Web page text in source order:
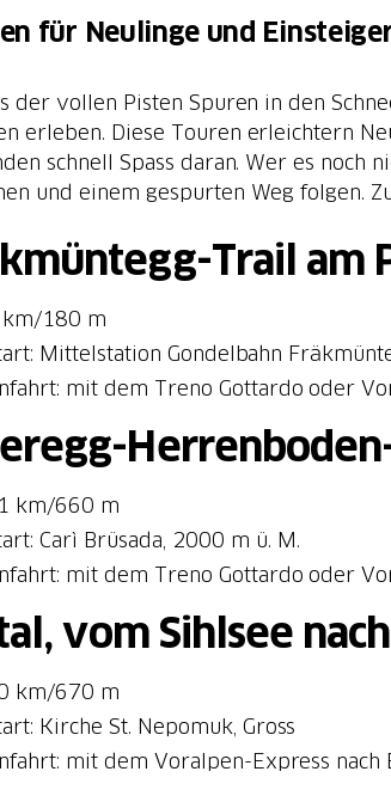
für Neulinge und
der vollen Pisten Spuren in den
erleben. Diese Touren erleichtern
schnell Spass daran. Wer es noch
und einem gespurten Weg folgen.
Trail am
km/180 m
Mittelstation Gondelbahn
mit dem Treno Gottardo oder
km/660 m
Carì Brüsada, 2000 m ü. M.
mit dem Treno Gottardo oder
vom Sihlsee
km/670 m
Kirche St. Nepomuk, Gross
mit dem Voralpen-Express nach